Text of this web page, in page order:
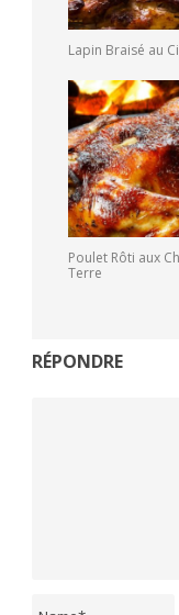
Lapin Braisé au
Poulet Rôti aux
Terre
RÉPONDRE